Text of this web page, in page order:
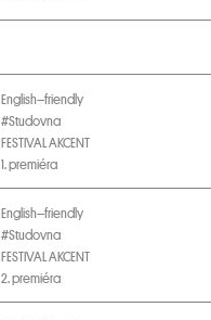
English–friendly
#Studovna
FESTIVAL AKCENT
1. premiéra
English–friendly
#Studovna
FESTIVAL AKCENT
2. premiéra